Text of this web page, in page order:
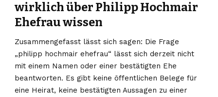
wirklich über Philipp Hochmair
Ehefrau wissen
Zusammengefasst lässt sich sagen: Die Frage
„philipp hochmair ehefrau“ lässt sich derzeit nicht
mit einem Namen oder einer bestätigten Ehe
beantworten. Es gibt keine öffentlichen Belege für
eine Heirat, keine bestätigten Aussagen zu einer